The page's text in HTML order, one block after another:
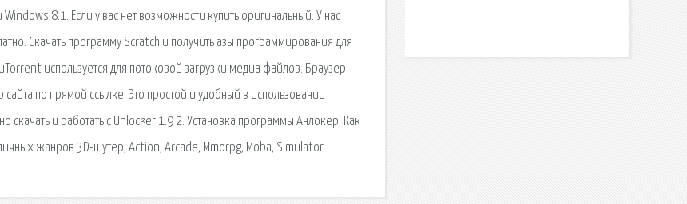
8.1. Если у вас нет возможности купить оригинальный. У нас
Скачать программу Scratch и получить азы программирования для
используется для потоковой загрузки медиа файлов. Браузер
по прямой ссылке. Это простой и удобный в использовании
и работать с Unlocker 1.9 2. Установка программы Анлокер. Как
жанров 3D-шутер, Action, Arcade, Mmorpg, Moba, Simulator.